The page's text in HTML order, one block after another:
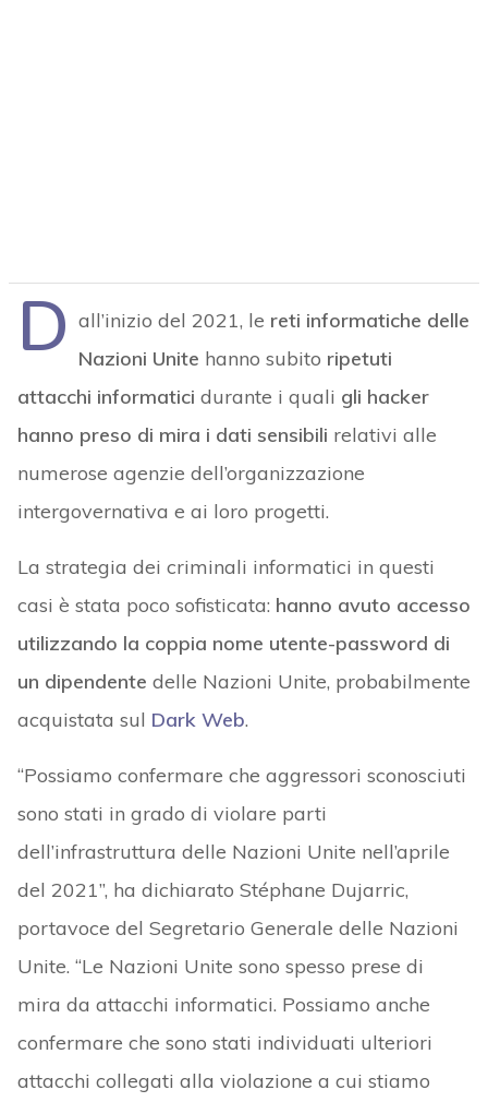
D all’inizio del 2021, le reti informatiche delle
Nazioni Unite hanno subito ripetuti
attacchi informatici durante i quali gli hacker
hanno preso di mira i dati sensibili relativi alle
numerose agenzie dell’organizzazione
intergovernativa e ai loro progetti.
La strategia dei criminali informatici in questi
casi è stata poco sofisticata: hanno avuto accesso
utilizzando la coppia nome utente-password di
un dipendente delle Nazioni Unite, probabilmente
acquistata sul Dark Web.
“Possiamo confermare che aggressori sconosciuti
sono stati in grado di violare parti
dell’infrastruttura delle Nazioni Unite nell’aprile
del 2021”, ha dichiarato Stéphane Dujarric,
portavoce del Segretario Generale delle Nazioni
Unite. “Le Nazioni Unite sono spesso prese di
mira da attacchi informatici. Possiamo anche
confermare che sono stati individuati ulteriori
attacchi collegati alla violazione a cui stiamo